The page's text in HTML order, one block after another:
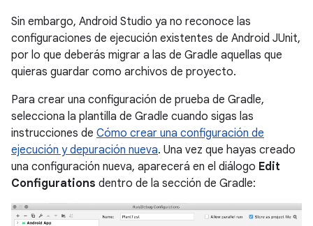
Sin embargo, Android Studio ya no reconoce las
configuraciones de ejecución existentes de Android JUnit,
por lo que deberás migrar a las de Gradle aquellas que
quieras guardar como archivos de proyecto.
Para crear una configuración de prueba de Gradle,
selecciona la plantilla de Gradle cuando sigas las
instrucciones de Cómo crear una configuración de
ejecución y depuración nueva. Una vez que hayas creado
una configuración nueva, aparecerá en el diálogo Edit
Configurations dentro de la sección de Gradle: